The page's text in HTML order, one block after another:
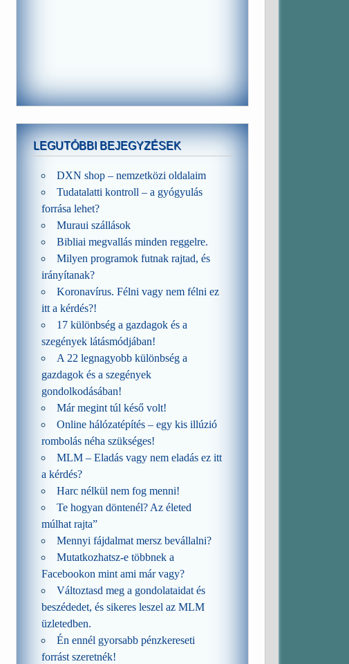
LEGUTÓBBI BEJEGYZÉSEK
DXN shop – nemzetközi oldalaim
Tudatalatti kontroll – a gyógyulás
forrása lehet?
Muraui szállások
Bibliai megvallás minden reggelre.
Milyen programok futnak rajtad, és
irányítanak?
Koronavírus. Félni vagy nem félni ez
itt a kérdés?!
17 különbség a gazdagok és a
szegények látásmódjában!
A 22 legnagyobb különbség a
gazdagok és a szegények
gondolkodásában!
Már megint túl késő volt!
Online hálózatépítés – egy kis illúzió
rombolás néha szükséges!
MLM – Eladás vagy nem eladás ez itt
a kérdés?
Harc nélkül nem fog menni!
Te hogyan döntenél? Az életed
múlhat rajta”
Mennyi fájdalmat mersz bevállalni?
Mutatkozhatsz-e többnek a
Facebookon mint ami már vagy?
Változtasd meg a gondolataidat és
beszédedet, és sikeres leszel az MLM
üzletedben.
Én ennél gyorsabb pénzkereseti
forrást szeretnék!